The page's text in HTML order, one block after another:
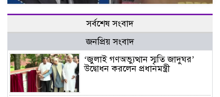
সর্বশেষ সংবাদ
জনপ্রিয় সংবাদ
‘জুলাই গণঅভ্যুত্থান স্মৃতি জাদুঘর’
উদ্বোধন করলেন প্রধানমন্ত্রী